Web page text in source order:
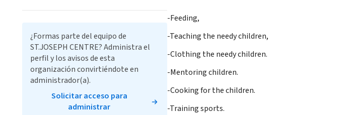
-Feeding,
-Teaching the needy children,
-Clothing the needy children.
-Mentoring children.
-Cooking for the children.
-Training sports.
¿Formas parte del equipo de
ST.JOSEPH CENTRE? Administra el
perfil y los avisos de esta
organización convirtiéndote en
administrador(a).
Solicitar acceso para
administrar